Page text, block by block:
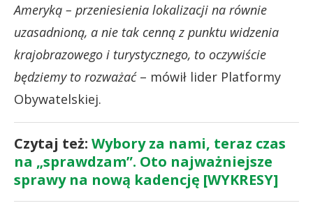
Ameryką – przeniesienia lokalizacji na równie
uzasadnioną, a nie tak cenną z punktu widzenia
krajobrazowego i turystycznego, to oczywiście
będziemy to rozważać– mówił lider Platformy
Obywatelskiej.
Czytaj też: Wybory za nami, teraz czas
na „sprawdzam”. Oto najważniejsze
sprawy na nową kadencję [WYKRESY]